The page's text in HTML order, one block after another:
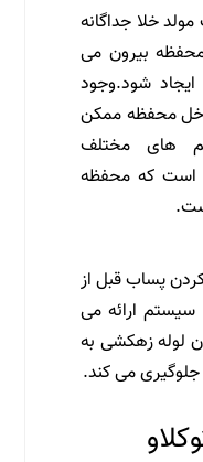
خلا جداگانه
بیرون می
شود.وجود
محفظه ممکن
های مختلف
است که محفظه
پساب قبل از
سیستم ارائه می
لوله زهکشی به
می کند.